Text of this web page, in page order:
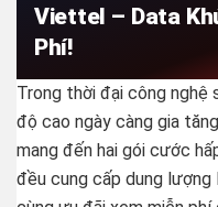
Viettel – Data
Phí!
Trong thời đại công nghệ
độ cao ngày càng gia
mang đến hai gói cước
đều cung cấp dung